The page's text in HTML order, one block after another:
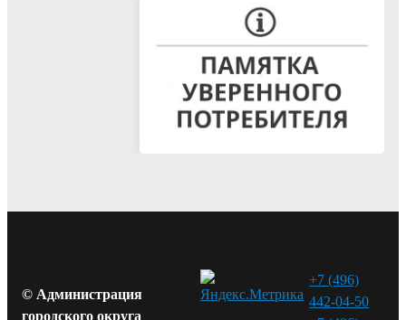
© Администрация
городского округа
+7 (496)
442-04-50